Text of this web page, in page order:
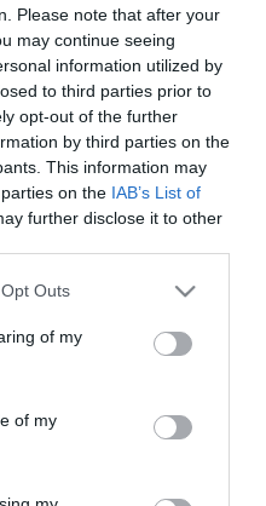
Please note that after your
may continue seeing
information utilized by
to third parties prior to
opt-out of the further
by third parties on the
This information may
on the IAB’s List of
further disclose it to other
uses one or more Google
You may click to
and its third-party tags to
purposes in below Google
Outs
of my
of my